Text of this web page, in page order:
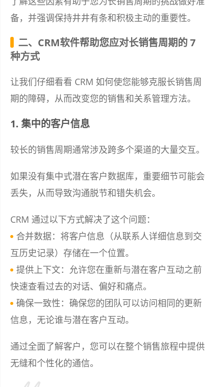
备，并强调保持井井有条和积极主动的重要性。
二、CRM软件帮助您应对长销售周期的 7
种方式
让我们仔细看看 CRM 如何使您能够克服长销售周
期的障碍，从而改变您的销售和关系管理方法。
1. 集中的客户信息
较长的销售周期通常涉及跨多个渠道的大量交互。
如果没有集中式潜在客户数据库，重要细节可能会
丢失，从而导致沟通脱节和错失机会。
CRM 通过以下方式解决了这个问题：
合并数据：将客户信息（从联系人详细信息到交
互历史记录）存储在一个位置。
提供上下文：允许您在重新与潜在客户互动之前
快速查看过去的对话、偏好和痛点。
确保一致性：确保您的团队可以访问相同的更新
信息，无论谁与潜在客户互动。
通过全面了解客户，您可以在整个销售旅程中提供
无缝和个性化的通信。